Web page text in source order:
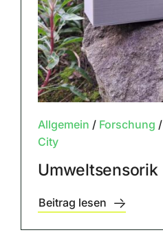
Allgemein / Forschung /
City
Umweltsensorik
Beitrag lesen